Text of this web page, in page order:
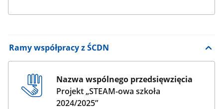
tekst
Ramy współpracy z ŚCDN
Nazwa wspólnego przedsięwzięcia
Projekt „STEAM-owa szkoła
2024/2025”